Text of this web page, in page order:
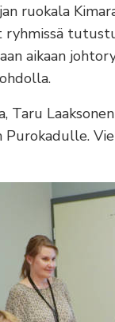
ruokala
aikaan
Taru
Purokadulle.